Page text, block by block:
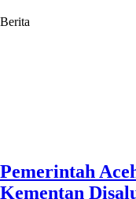
Berita
Pemerintah
Kementan